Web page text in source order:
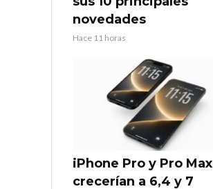
novedades
Hace 11 horas
iPhone Pro y Pro Max
crecerían a 6,4 y 7